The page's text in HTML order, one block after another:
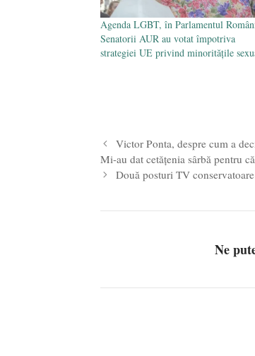
Agenda LGBT, în Parlamentul
Senatorii AUR au votat împotriva
strategiei UE privind minoritățile
Victor Ponta, despre cum a
Mi-au dat cetățenia sârbă pentru
Două posturi TV
Ne